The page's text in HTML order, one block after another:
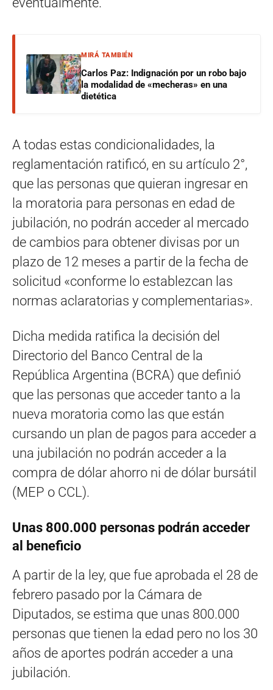
MIRÁ TAMBIÉN
Carlos Paz: Indignación por un robo bajo
la modalidad de «mecheras» en una
dietética
A todas estas condicionalidades, la
reglamentación ratificó, en su artículo 2°,
que las personas que quieran ingresar en
la moratoria para personas en edad de
jubilación, no podrán acceder al mercado
de cambios para obtener divisas por un
plazo de 12 meses a partir de la fecha de
solicitud «conforme lo establezcan las
normas aclaratorias y complementarias».
Dicha medida ratifica la decisión del
Directorio del Banco Central de la
República Argentina (BCRA) que definió
que las personas que acceder tanto a la
nueva moratoria como las que están
cursando un plan de pagos para acceder a
una jubilación no podrán acceder a la
compra de dólar ahorro ni de dólar bursátil
(MEP o CCL).
Unas 800.000 personas podrán acceder
al beneficio
A partir de la ley, que fue aprobada el 28 de
febrero pasado por la Cámara de
Diputados, se estima que unas 800.000
personas que tienen la edad pero no los 30
años de aportes podrán acceder a una
jubilación.